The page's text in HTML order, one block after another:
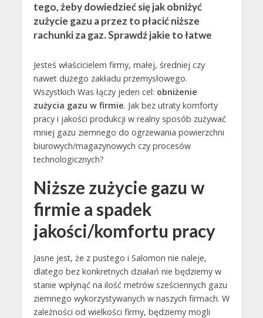
tego, żeby dowiedzieć się jak obniżyć
zużycie gazu a przez to płacić niższe
rachunki za gaz. Sprawdź jakie to łatwe
Jesteś właścicielem firmy, małej, średniej czy
nawet dużego zakładu przemysłowego.
Wszystkich Was łączy jeden cel: obniżenie
zużycia gazu w firmie. Jak bez utraty komforty
pracy i jakości produkcji w realny sposób zużywać
mniej gazu ziemnego do ogrzewania powierzchni
biurowych/magazynowych czy procesów
technologicznych?
Niższe zużycie gazu w
firmie a spadek
jakości/komfortu pracy
Jasne jest, że z pustego i Salomon nie naleje,
dlatego bez konkretnych działań nie będziemy w
stanie wpłynąć na ilość metrów sześciennych gazu
ziemnego wykorzystywanych w naszych firmach. W
zależności od wielkości firmy, będziemy mogli